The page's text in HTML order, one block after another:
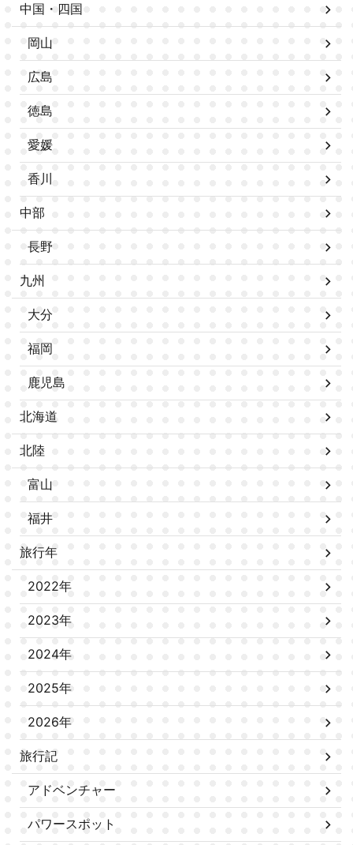
中国・四国
岡山
広島
徳島
愛媛
香川
中部
長野
九州
大分
福岡
鹿児島
北海道
北陸
富山
福井
旅行年
2022年
2023年
2024年
2025年
2026年
旅行記
アドベンチャー
パワースポット